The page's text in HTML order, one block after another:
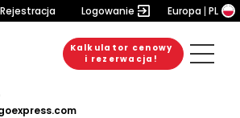
Rejestracja Logowanie Europa PL
Kalkulator cenowy
i rezerwacja!